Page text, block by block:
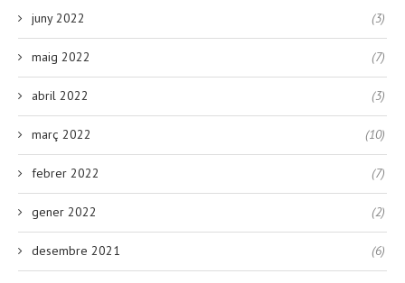
juny 2022 (3)
maig 2022 (7)
abril 2022 (3)
març 2022 (10)
febrer 2022 (7)
gener 2022 (2)
desembre 2021 (6)